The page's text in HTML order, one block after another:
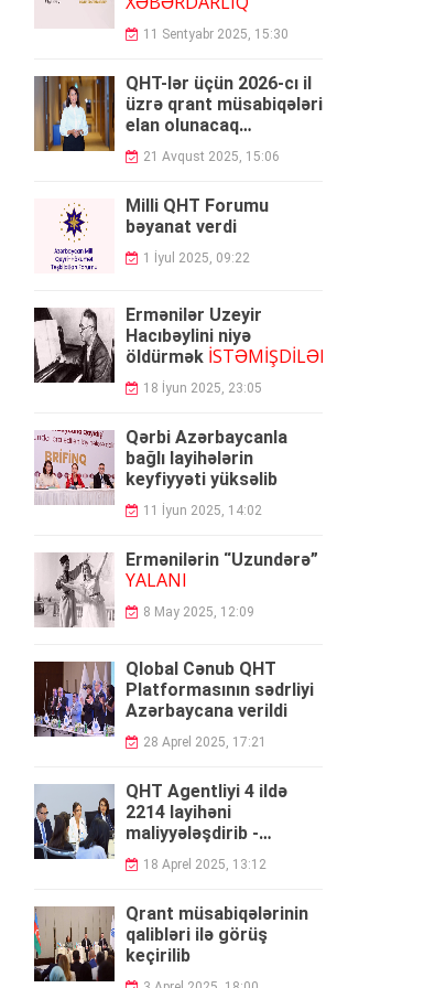
11 Sentyabr 2025, 15:30
QHT-lər üçün 2026-cı il
üzrə qrant müsabiqələri
elan olunacaq
-AGENTLİK
21 Avqust 2025, 15:06
Milli QHT Forumu
bəyanat verdi
1 İyul 2025, 09:22
Ermənilər Üzeyir
Hacıbəylini niyə
öldürmək İSTƏMİŞDİLƏR...
18 İyun 2025, 23:05
Qərbi Azərbaycanla
bağlı layihələrin
keyfiyyəti yüksəlib
11 İyun 2025, 14:02
Ermənilərin “Uzundərə”
YALANI
8 May 2025, 12:09
Qlobal Cənub QHT
Platformasının sədrliyi
Azərbaycana verildi
28 Aprel 2025, 17:21
QHT Agentliyi 4 ildə
2214 layihəni
maliyyələşdirib -
HESABAT
18 Aprel 2025, 13:12
Qrant müsabiqələrinin
qalibləri ilə görüş
keçirilib